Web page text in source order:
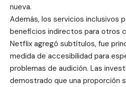
nueva.
Además, los servicios inclusivos
beneficios indirectos para otros
Netflix agregó subtítulos, fue
medida de accesibilidad para
problemas de audición. Las
demostrado que una proporción